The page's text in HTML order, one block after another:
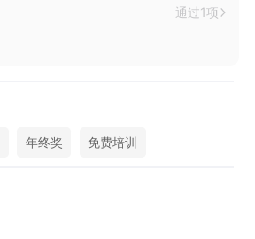
通过1项
年终奖 免费培训